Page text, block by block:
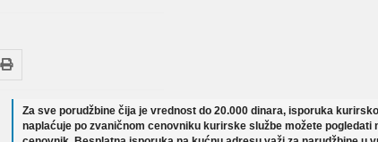
Za sve porudžbine čija je vrednost do 20.000 dinara, isporuka
naplaćuje po zvaničnom cenovniku kurirske službe možete pogledati